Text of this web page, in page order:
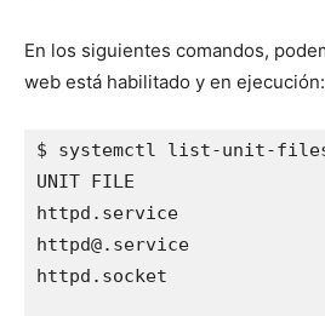
En los siguientes comandos,
web está habilitado y en ejecución:
$ systemctl list-unit-
UNIT FILE
httpd.service
httpd@.service
httpd.socket